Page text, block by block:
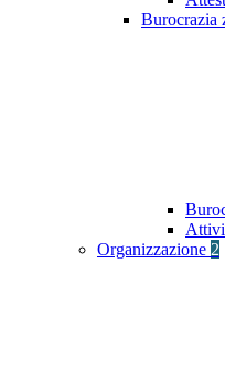
Burocrazia
Organizzazione 2